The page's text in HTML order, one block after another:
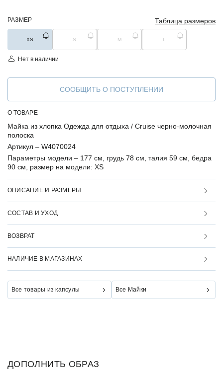
РАЗМЕР Таблица размеров
XS S M L
Нет в наличии
СООБЩИТЬ О ПОСТУПЛЕНИИ
О ТОВАРЕ
Майка из хлопка Одежда для отдыха / Cruise черно-молочная
полоска
Артикул – W4070024
Параметры модели – 177 см, грудь 78 см, талия 59 см, бедра
90 см, размер на модели: XS
ОПИСАНИЕ И РАЗМЕРЫ
СОСТАВ И УХОД
ВОЗВРАТ
НАЛИЧИЕ В МАГАЗИНАХ
Все товары из капсулы Все Майки
ДОПОЛНИТЬ ОБРАЗ